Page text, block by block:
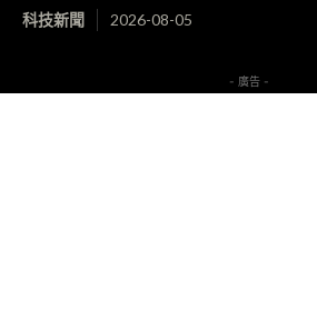
科技新聞 2026-08-05
- 廣告 -